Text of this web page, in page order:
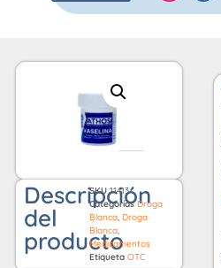
Descripción
del
producto
SKU11413
Categorías Droga
Blanca,Droga
Blanca,
Medicamentos
Etiqueta OTC